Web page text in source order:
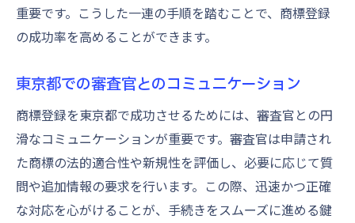
重要です。こうした一連の手順を踏むことで、商標登録
の成功率を高めることができます。
東京都での審査官とのコミュニケーション
商標登録を東京都で成功させるためには、審査官との円
滑なコミュニケーションが重要です。審査官は申請され
た商標の法的適合性や新規性を評価し、必要に応じて質
問や追加情報の要求を行います。この際、迅速かつ正確
な対応を心がけることが、手続きをスムーズに進める鍵